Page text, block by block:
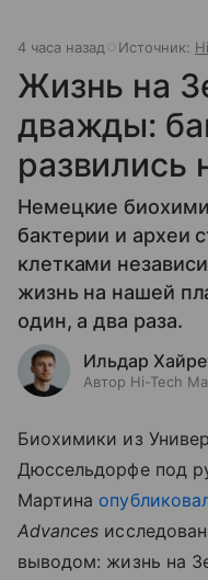
4 часа назад Источник:
Жизнь на
дважды:
развились
Немецкие
бактерии и археи
клетками
жизнь на нашей
один, а два раза.
Ильдар
Автор Hi-Tech
Биохимики из
Дюссельдорфе под
Мартина
Advances
выводом: жизнь на